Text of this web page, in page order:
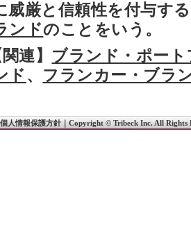
威厳と信頼性を付与す
ンドのことをいう。
関連】 ブランド・ポー
ド 、 フランカー・ブラ
個人情報保護方針｜ Copyright © Tribeck Inc. All Rights